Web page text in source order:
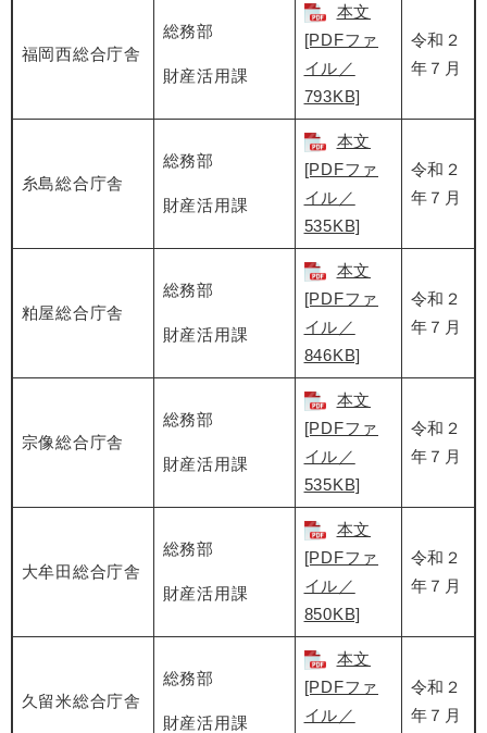
福岡西総合庁舎
総務部
財産活用課
本文
[PDFファ
イル／
793KB]
令和２
年７月
糸島総合庁舎
総務部
財産活用課
本文
[PDFファ
イル／
535KB]
令和２
年７月
粕屋総合庁舎
総務部
財産活用課
本文
[PDFファ
イル／
846KB]
令和２
年７月
宗像総合庁舎
総務部
財産活用課
本文
[PDFファ
イル／
535KB]
令和２
年７月
大牟田総合庁舎
総務部
財産活用課
本文
[PDFファ
イル／
850KB]
令和２
年７月
久留米総合庁舎
総務部
財産活用課
本文
[PDFファ
イル／
令和２
年７月